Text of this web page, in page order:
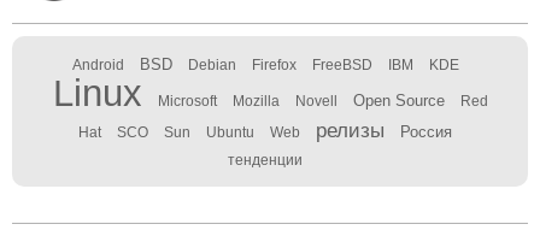
Android BSD Debian Firefox FreeBSD IBM KDE
Linux Microsoft Mozilla Novell Open Source Red
Hat SCO Sun Ubuntu Web релизы Россия
тенденции